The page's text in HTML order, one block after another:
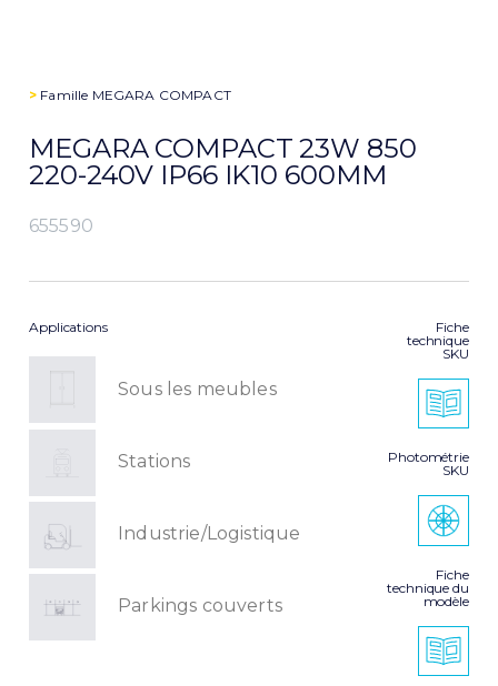
> Famille MEGARA COMPACT
MEGARA COMPACT 23W 850
220-240V IP66 IK10 600MM
655590
Applications
Sous les meubles
Stations
Industrie/Logistique
Parkings couverts
Fiche
technique
SKU
Photométrie
SKU
Fiche
technique du
modèle